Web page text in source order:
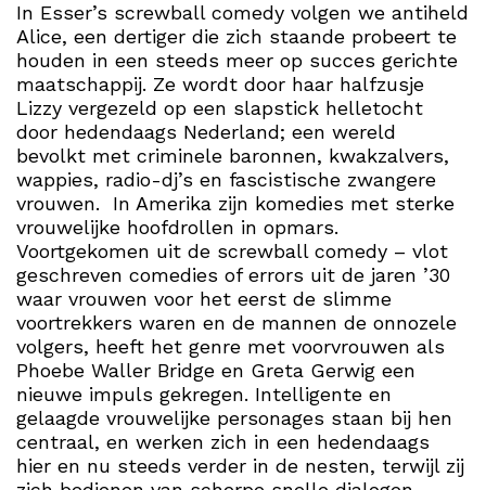
In Esser’s screwball comedy volgen we antiheld
Alice, een dertiger die zich staande probeert te
houden in een steeds meer op succes gerichte
maatschappij. Ze wordt door haar halfzusje
Lizzy vergezeld op een slapstick helletocht
door hedendaags Nederland; een wereld
bevolkt met criminele baronnen, kwakzalvers,
wappies, radio-dj’s en fascistische zwangere
vrouwen. In Amerika zijn komedies met sterke
vrouwelijke hoofdrollen in opmars.
Voortgekomen uit de screwball comedy – vlot
geschreven comedies of errors uit de jaren ’30
waar vrouwen voor het eerst de slimme
voortrekkers waren en de mannen de onnozele
volgers, heeft het genre met voorvrouwen als
Phoebe Waller Bridge en Greta Gerwig een
nieuwe impuls gekregen. Intelligente en
gelaagde vrouwelijke personages staan bij hen
centraal, en werken zich in een hedendaags
hier en nu steeds verder in de nesten, terwijl zij